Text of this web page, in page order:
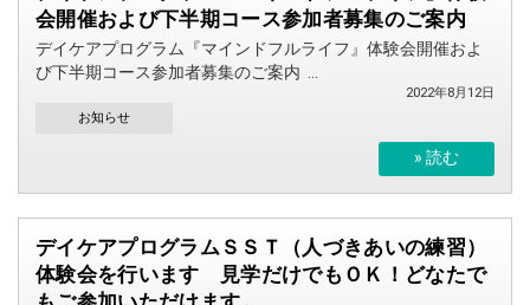
会開催および下半期コース参加者募集のご案内
デイケアプログラム『マインドフルライフ』体験会開催およ
び下半期コース参加者募集のご案内 ...
2022年8月12日
お知らせ
» 読む
デイケアプログラムＳＳＴ（人づきあいの練習）
体験会を行います 見学だけでもＯＫ！どなたで